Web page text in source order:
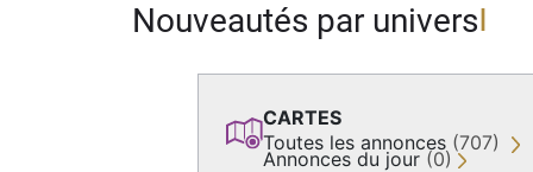
Nouveautés par univers
CARTES
Toutes les annonces (707)
Annonces du jour (0)